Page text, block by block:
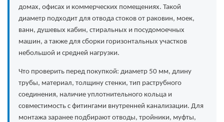
домах, офисах и коммерческих помещениях. Такой
диаметр подходит для отвода стоков от раковин, моек,
ванн, душевых кабин, стиральных и посудомоечных
машин, а также для сборки горизонтальных участков
небольшой и средней нагрузки.
Что проверить перед покупкой: диаметр 50 мм, длину
трубы, материал, толщину стенки, тип раструбного
соединения, наличие уплотнительного кольца и
совместимость с фитингами внутренней канализации. Для
монтажа заранее подбирают отводы, тройники, муфты,